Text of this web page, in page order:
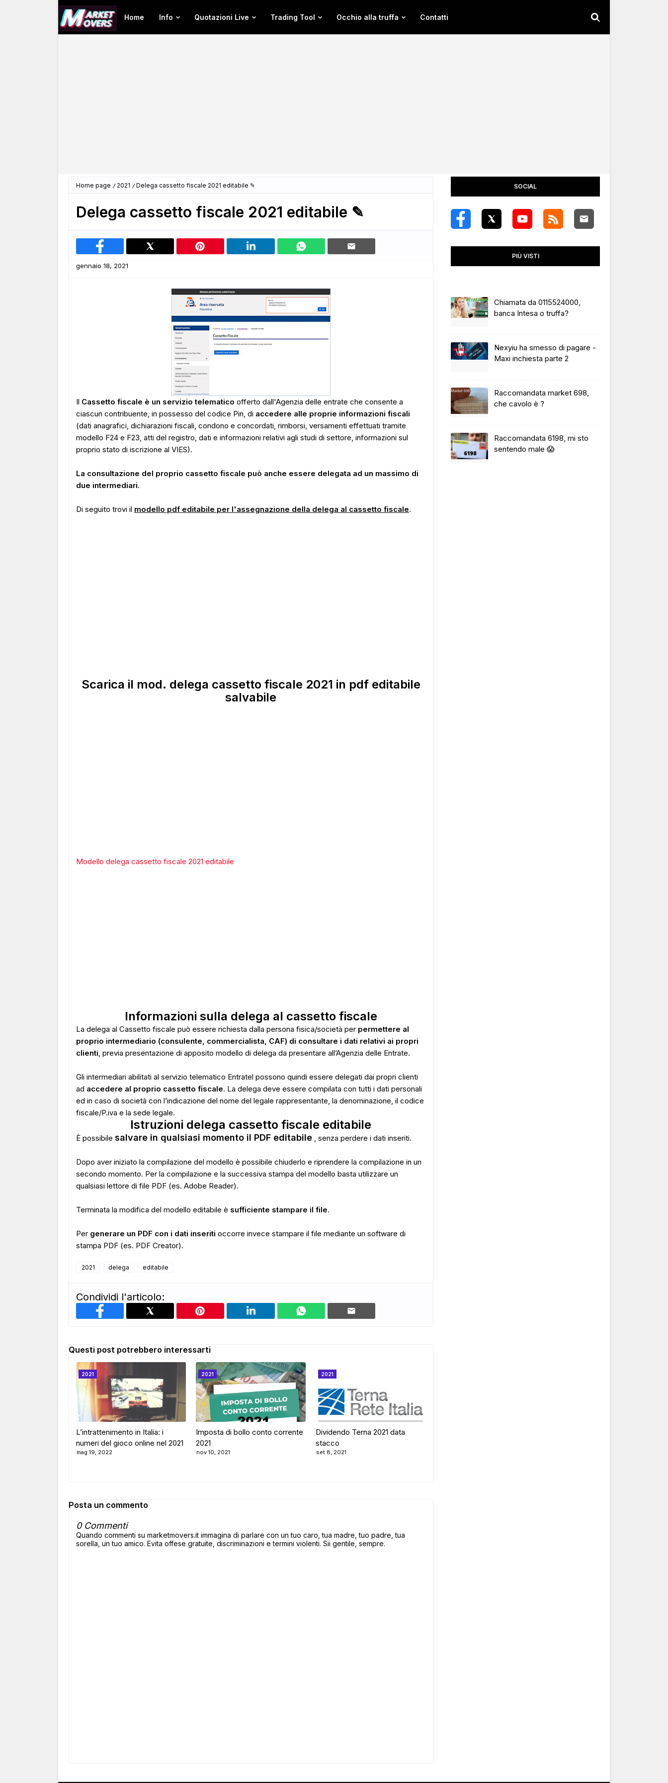
Home Info Quotazioni Live Trading Tool Occhio alla truffa Contatti
Home page 2021 Delega cassetto fiscale 2021 editabile ✎
Delega cassetto fiscale 2021 editabile ✎
gennaio 18, 2021
Il Cassetto fiscale è un servizio telematico offerto dall'Agenzia delle entrate che consente a
ciascun contribuente, in possesso del codice Pin, di accedere alle proprie informazioni fiscali
(dati anagrafici, dichiarazioni fiscali, condono e concordati, rimborsi, versamenti effettuati tramite
modello F24 e F23, atti del registro, dati e informazioni relativi agli studi di settore, informazioni sul
proprio stato di iscrizione al VIES).
La consultazione del proprio cassetto fiscale può anche essere delegata ad un massimo di
due intermediari.
Di seguito trovi il modello pdf editabile per l'assegnazione della delega al cassetto fiscale.
Scarica il mod. delega cassetto fiscale 2021 in pdf editabile
salvabile
Modello delega cassetto fiscale 2021 editabile
Informazioni sulla delega al cassetto fiscale
La delega al Cassetto fiscale può essere richiesta dalla persona fisica/società per permettere al
proprio intermediario (consulente, commercialista, CAF) di consultare i dati relativi ai propri
clienti, previa presentazione di apposito modello di delega da presentare all’Agenzia delle Entrate.
Gli intermediari abilitati al servizio telematico Entratel possono quindi essere delegati dai propri clienti
ad accedere al proprio cassetto fiscale. La delega deve essere compilata con tutti i dati personali
ed in caso di società con l’indicazione del nome del legale rappresentante, la denominazione, il codice
fiscale/P.iva e la sede legale.
Istruzioni delega cassetto fiscale editabile
È possibile salvare in qualsiasi momento il PDF editabile , senza perdere i dati inseriti.
Dopo aver iniziato la compilazione del modello è possibile chiuderlo e riprendere la compilazione in un
secondo momento. Per la compilazione e la successiva stampa del modello basta utilizzare un
qualsiasi lettore di file PDF (es. Adobe Reader).
Terminata la modifica del modello editabile è sufficiente stampare il file.
Per generare un PDF con i dati inseriti occorre invece stampare il file mediante un software di
stampa PDF (es. PDF Creator).
2021 delega editabile
Condividi l'articolo:
Questi post potrebbero interessarti
2021
L’intrattenimento in Italia: i
numeri del gioco online nel 2021
mag 19, 2022
2021
Imposta di bollo conto corrente
2021
nov 10, 2021
2021
Dividendo Terna 2021 data
stacco
set 8, 2021
Posta un commento
0 Commenti
Quando commenti su marketmovers.it immagina di parlare con un tuo caro, tua madre, tuo padre, tua
sorella, un tuo amico. Evita offese gratuite, discriminazioni e termini violenti. Sii gentile, sempre.
SOCIAL
PIÙ VISTI
Chiamata da 0115524000,
banca Intesa o truffa?
Nexyiu ha smesso di pagare -
Maxi inchiesta parte 2
Raccomandata market 698,
che cavolo è ?
Raccomandata 6198, mi sto
sentendo male 😱